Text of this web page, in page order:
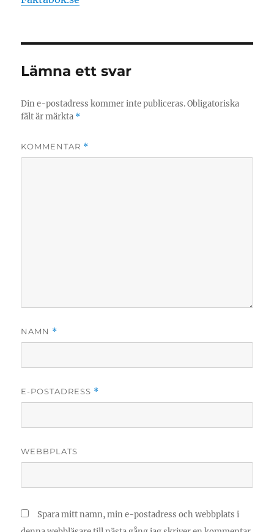
Lämna ett svar
Din e-postadress kommer inte publiceras. Obligatoriska
fält är märkta *
KOMMENTAR *
NAMN *
E-POSTADRESS *
WEBBPLATS
Spara mitt namn, min e-postadress och webbplats i